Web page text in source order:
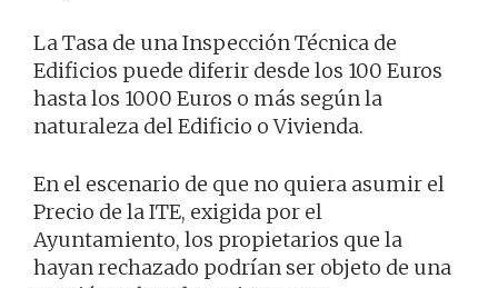
La Tasa de una Inspección Técnica de
Edificios puede diferir desde los 100 Euros
hasta los 1000 Euros o más según la
naturaleza del Edificio o Vivienda.
En el escenario de que no quiera asumir el
Precio de la ITE, exigida por el
Ayuntamiento, los propietarios que la
hayan rechazado podrían ser objeto de una